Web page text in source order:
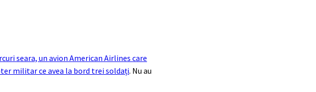
seara, un avion American Airlines care
militar ce avea la bord trei soldați. Nu au